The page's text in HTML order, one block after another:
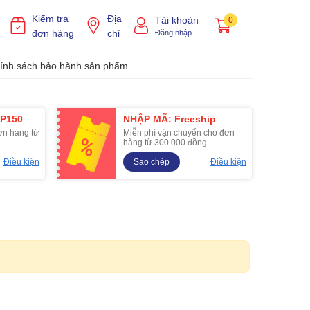
Kiểm tra
đơn hàng
Địa
chỉ
Tài khoản
Đăng nhập
0
sách bảo hành sản phẩm
hàng từ
Điều kiện
NHẬP MÃ: Freeship
Miễn phí vận chuyển cho đơn
hàng từ 300.000 đồng
Sao chép
Điều kiện